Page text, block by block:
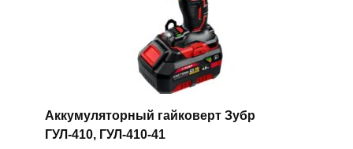
Аккумуляторный гайковерт Зубр
ГУЛ-410, ГУЛ-410-41